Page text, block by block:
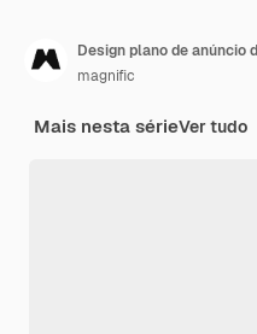
Design plano de anúncio
magnific
Mais nesta sérieVer tudo